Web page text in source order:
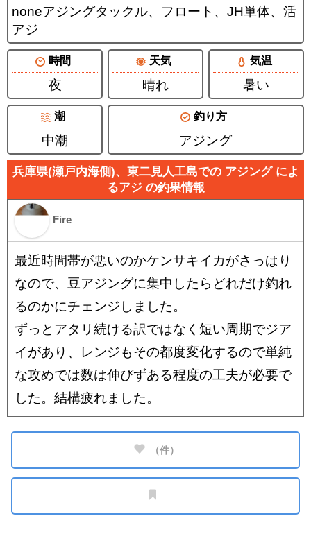
noneアジングタックル、フロート、JH単体、活
アジ
時間
夜
天気
晴れ
気温
暑い
潮
中潮
釣り方
アジング
兵庫県(瀬戸内海側)、東二見人工島での アジング によ
るアジ の釣果情報
Fire
最近時間帯が悪いのかケンサキイカがさっぱり
なので、豆アジングに集中したらどれだけ釣れ
るのかにチェンジしました。
ずっとアタリ続ける訳ではなく短い周期でジア
イがあり、レンジもその都度変化するので単純
な攻めでは数は伸びずある程度の工夫が必要で
した。結構疲れました。
（件）